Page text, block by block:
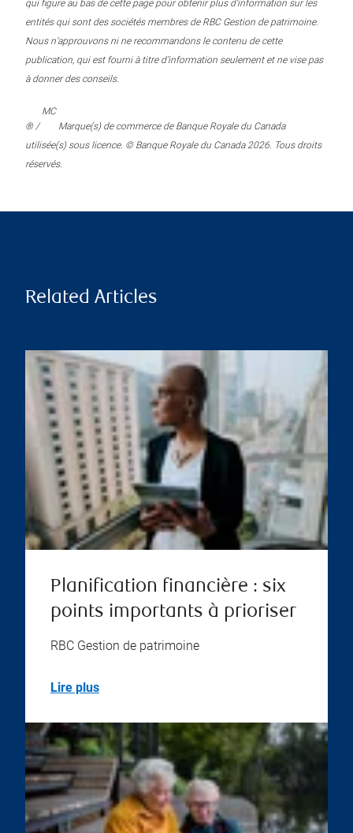
qui figure au bas de cette page pour obtenir plus d’information sur les
entités qui sont des sociétés membres de RBC Gestion de patrimoine.
Nous n’approuvons ni ne recommandons le contenu de cette
publication, qui est fourni à titre d’information seulement et ne vise pas
à donner des conseils.
® /
MC
Marque(s) de commerce de Banque Royale du Canada
utilisée(s) sous licence. © Banque Royale du Canada 2026. Tous droits
réservés.
Related Articles
Planification financière : six
points importants à prioriser
RBC Gestion de patrimoine
Lire plus